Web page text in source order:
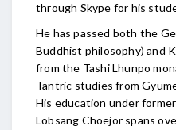
through Skype for his
He has passed both the
Buddhist philosophy) and
from the Tashi Lhunpo
Tantric studies from
His education under
Lobsang Choejor spans